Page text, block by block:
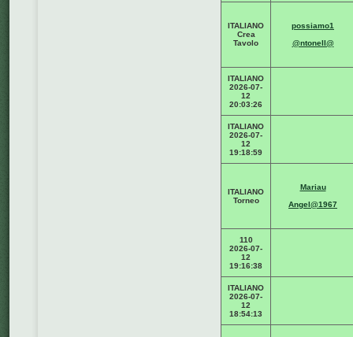
ITALIANO
Crea
Tavolo
possiamo1
@ntonell@
ITALIANO
2026-07-
12
20:03:26
ITALIANO
2026-07-
12
19:18:59
ITALIANO
Torneo
Mariau
Angel@1967
110
2026-07-
12
19:16:38
ITALIANO
2026-07-
12
18:54:13